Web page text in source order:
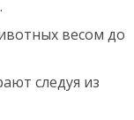
весом до
следуя из